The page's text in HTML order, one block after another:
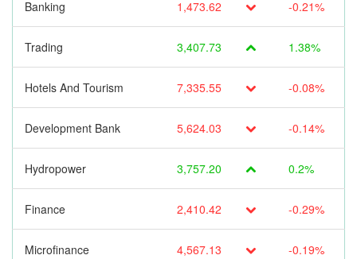
Banking 1,473.62 -0.21%
Trading 3,407.73 1.38%
Hotels And Tourism 7,335.55 -0.08%
Development Bank 5,624.03 -0.14%
Hydropower 3,757.20 0.2%
Finance 2,410.42 -0.29%
Microfinance 4,567.13 -0.19%